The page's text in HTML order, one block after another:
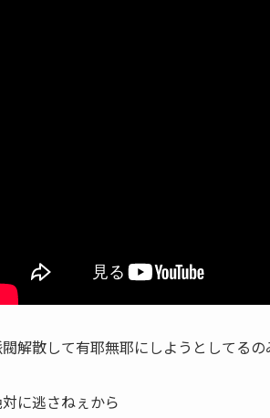
解散して有耶無耶にしようとしてる
に逃さねぇから